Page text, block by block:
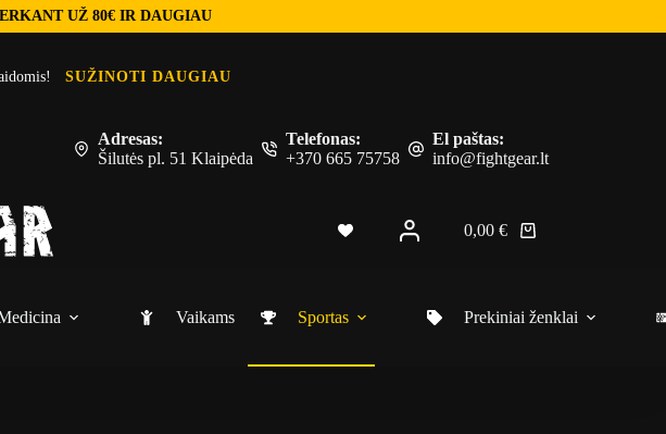
UŽ 80€ IR DAUGIAU
SUŽINOTI DAUGIAU
Adresas:
Šilutės pl. 51 Klaipėda
Telefonas:
+370 665 75758
El paštas:
info@fightgear.lt
0,00€
Vaikams Sportas Prekiniai ženklai